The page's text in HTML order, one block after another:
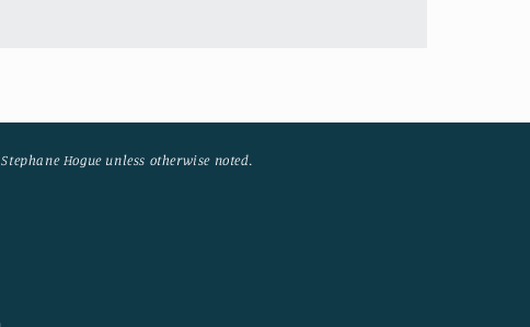
Hogue unless otherwise noted.